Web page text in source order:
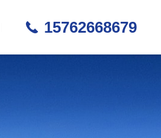
15762668679